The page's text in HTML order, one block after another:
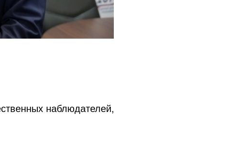
наблюдателей,